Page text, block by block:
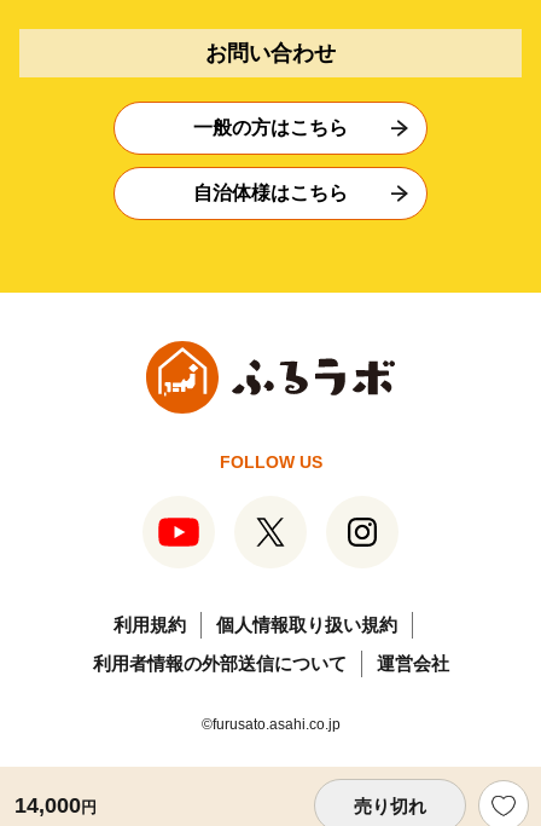
14,000円 売り切れ
お問い合わせ
一般の方はこちら
自治体様はこちら
FOLLOW US
利用規約
個人情報取り扱い規約
利用者情報の外部送信について
運営会社
©furusato.asahi.co.jp